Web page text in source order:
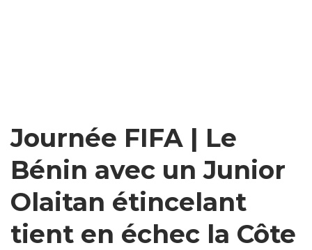
Journée FIFA | Le
Bénin avec un Junior
Olaitan étincelant
tient en échec la Côte